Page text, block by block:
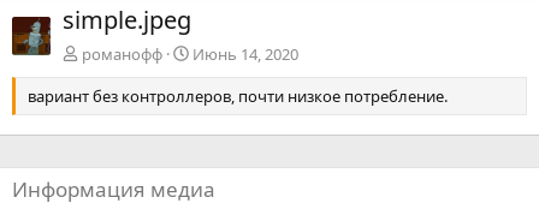
а
д
simple.jpeg
романофф
Июнь 14, 2020
вариант без контроллеров, почти низкое потребление.
Информация медиа